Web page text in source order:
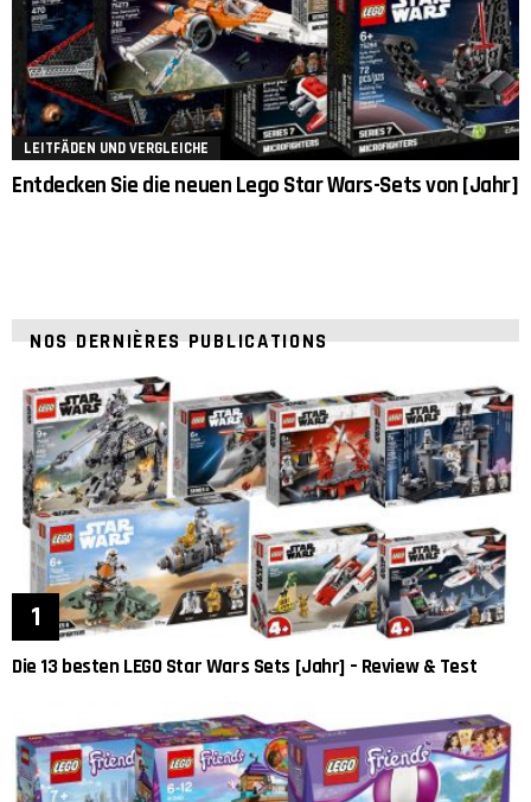
LEITFÄDEN UND VERGLEICHE
Entdecken Sie die neuen Lego Star Wars-Sets von [Jahr]
NOS DERNIÈRES PUBLICATIONS
Die 13 besten LEGO Star Wars Sets [Jahr] – Review & Test